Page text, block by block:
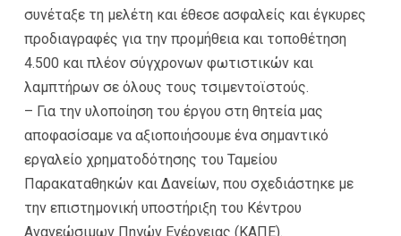
συνέταξε τη μελέτη και έθεσε ασφαλείς και έγκυρες
προδιαγραφές για την προμήθεια και τοποθέτηση
4.500 και πλέον σύγχρονων φωτιστικών και
λαμπτήρων σε όλους τους τσιμεντοϊστούς.
– Για την υλοποίηση του έργου στη θητεία μας
αποφασίσαμε να αξιοποιήσουμε ένα σημαντικό
εργαλείο χρηματοδότησης του Ταμείου
Παρακαταθηκών και Δανείων, που σχεδιάστηκε με
την επιστημονική υποστήριξη του Κέντρου
Ανανεώσιμων Πηγών Ενέργειας (ΚΑΠΕ).